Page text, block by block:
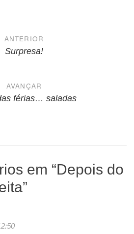
ANTERIOR
Surpresa!
AVANÇAR
férias… saladas
em “Depois do
”